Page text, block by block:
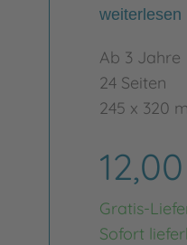
weiterlesen
Ab 3 Jahre
24 Seiten
245 x 320
Gratis-
Sofort